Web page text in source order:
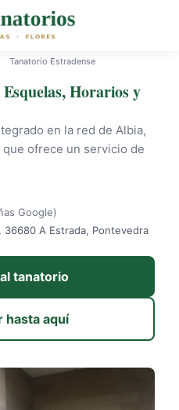
Tanatorio Estradense
Horarios y
en la red de Albia,
ofrece un servicio de
Google)
36680 A Estrada, Pontevedra
tanatorio
hasta aquí